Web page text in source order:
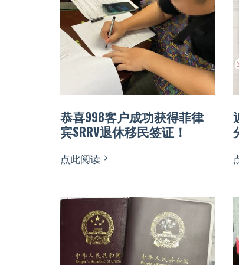
恭喜998客户成功获得菲律
宾SRRV退休移民签证！
点此阅读